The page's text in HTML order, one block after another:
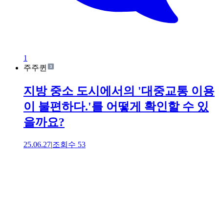
1
주주퀸
지방 중소 도시에서의 '대중교통 이용
이 불편하다.'를 어떻게 확인할 수 있
을까요?
25.06.27|조회수 53